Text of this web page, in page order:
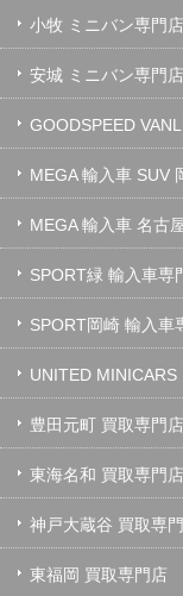
小牧 ミニバン専門店
安城 ミニバン専門店
GOODSPEED
MEGA 輸入車 SUV
MEGA 輸入車 名古
SPORT緑 輸入車専
SPORT岡崎 輸入車
UNITED MINICARS
豊田元町 買取専門店
東海名和 買取専門店
神戸大蔵谷 買取専
東福岡 買取専門店